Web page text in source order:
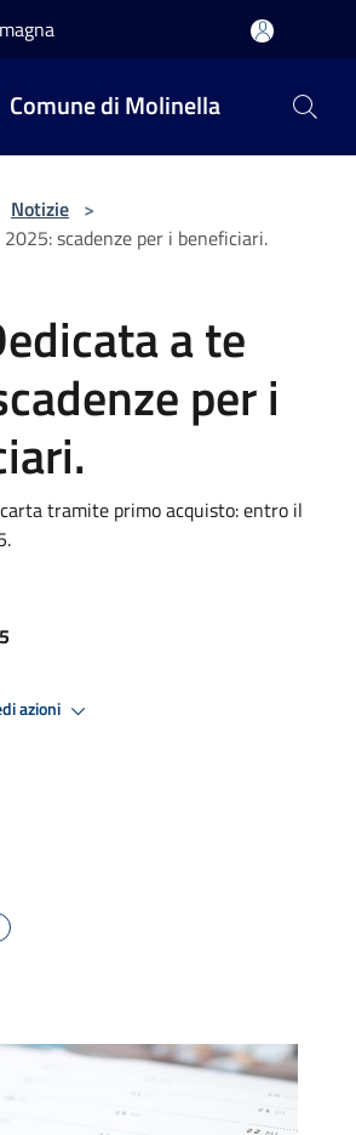
Comune di Molinella
Notizie >
scadenze per i beneficiari.
a te
per i
tramite primo acquisto: entro il
azioni